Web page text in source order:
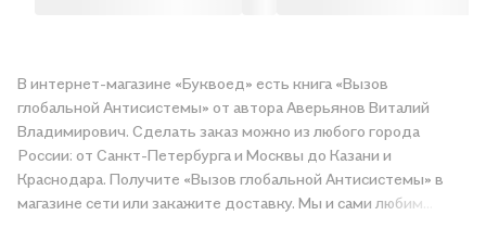
В интернет-магазине «Буквоед» есть книга «Вызов
глобальной Антисистемы» от автора Аверьянов Виталий
Владимирович. Сделать заказ можно из любого города
России: от Санкт-Петербурга и Москвы до Казани и
Краснодара. Получите «Вызов глобальной Антисистемы» в
магазине сети или закажите доставку. Мы и сами любим